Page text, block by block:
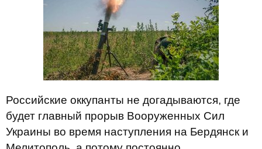
Российские оккупанты не догадываются, где
будет главный прорыв Вооруженных Сил
Украины во время наступления на Бердянск и